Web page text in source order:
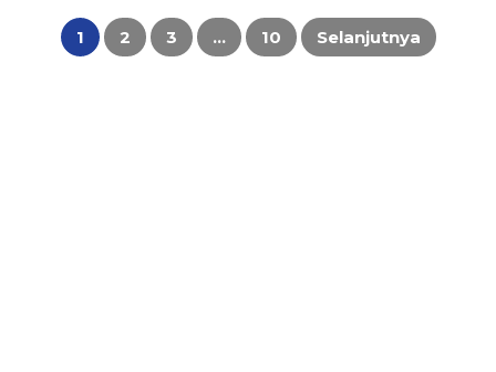
Paginasi
pos
1 2 3 … 10 Selanjutnya